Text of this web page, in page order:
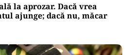
la aprozar. Dacă vrea
ajunge; dacă nu, măcar